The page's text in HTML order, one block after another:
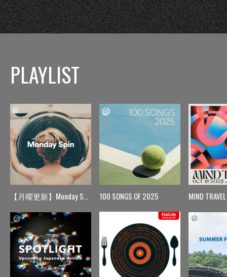
PLAYLIST
【月曜更新】Monday Spin 100 SONGS OF 2025 MIND TRAVEL